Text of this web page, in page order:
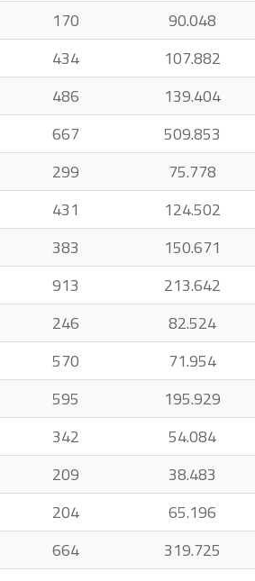
170
90.048
434
107.882
486
139.404
667
509.853
299
75.778
431
124.502
383
150.671
913
213.642
246
82.524
570
71.954
595
195.929
342
54.084
209
38.483
204
65.196
664
319.725